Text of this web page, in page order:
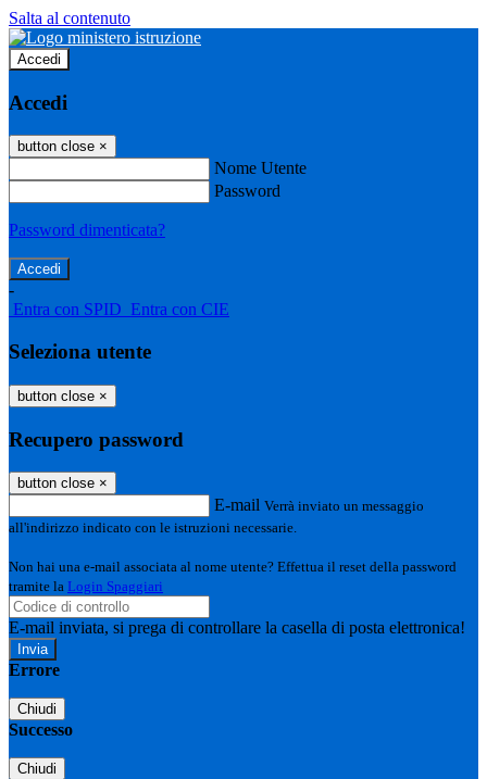
Salta al contenuto
Accedi
Accedi
button close ×
Nome Utente
Password
Password dimenticata?
-
Entra con SPID Entra con CIE
Seleziona utente
button close ×
Recupero password
button close ×
E-mail Verrà inviato un messaggio
all'indirizzo indicato con le istruzioni necessarie.
Non hai una e-mail associata al nome utente? Effettua il reset della password
tramite la Login Spaggiari
E-mail inviata, si prega di controllare la casella di posta elettronica!
Errore
Chiudi
Successo
Chiudi